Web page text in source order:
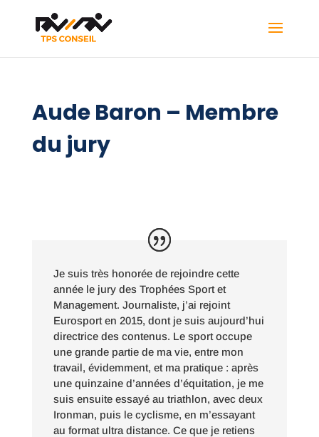
Aude Baron – Membre
du jury
Je suis très honorée de rejoindre cette
année le jury des Trophées Sport et
Management. Journaliste, j’ai rejoint
Eurosport en 2015, dont je suis aujourd’hui
directrice des contenus. Le sport occupe
une grande partie de ma vie, entre mon
travail, évidemment, et ma pratique : après
une quinzaine d’années d’équitation, je me
suis ensuite essayé au triathlon, avec deux
Ironman, puis le cyclisme, en m’essayant
au format ultra distance. Ce que je retiens